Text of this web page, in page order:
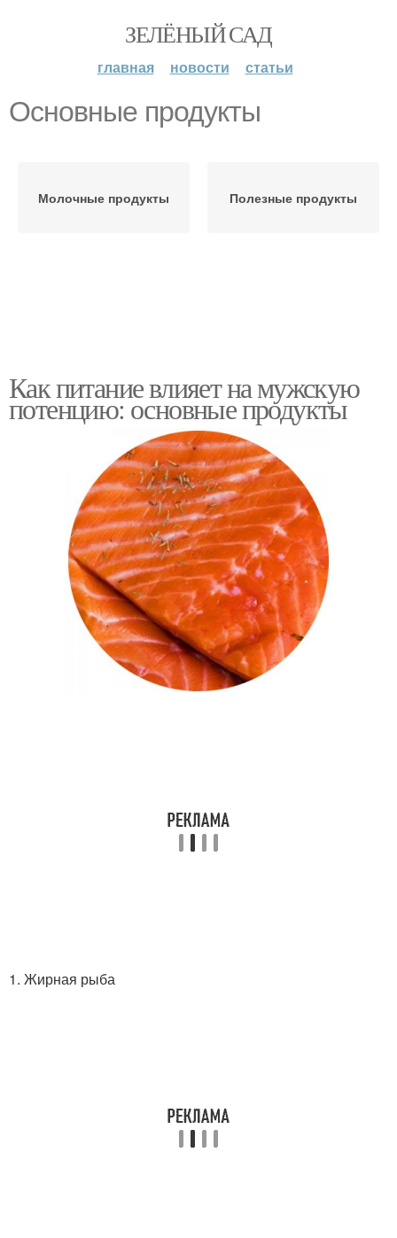
ЗЕЛЁНЫЙ САД
главная новости статьи
Основные продукты
Молочные продукты Полезные продукты
Как питание влияет на мужскую
потенцию: основные продукты
1. Жирная рыба